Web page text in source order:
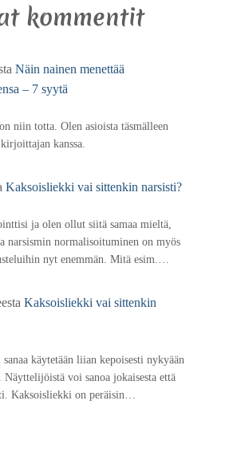
kommentit
Näin nainen menettää
– 7 syytä
niin totta. Olen asioista täsmälleen
kanssa.
Kaksoisliekki vai sittenkin narsisti?
ja olen ollut siitä samaa mieltä,
narsismin normalisoituminen on myös
nyt enemmän. Mitä esim.…
Kaksoisliekki vai sittenkin
käytetään liian kepoisesti nykyään
Näyttelijöistä voi sanoa jokaisesta että
Kaksoisliekki on peräisin…